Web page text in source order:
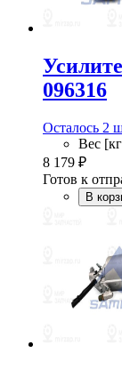
096316
Осталось 2
Вес
8 179 ₽
Готов к
В